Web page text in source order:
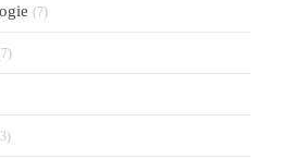
(7)